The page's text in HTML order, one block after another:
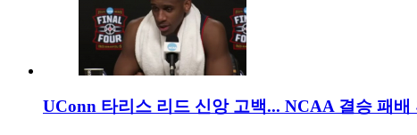
UConn 타리스 리드 신앙 고백... NCAA 결승 패